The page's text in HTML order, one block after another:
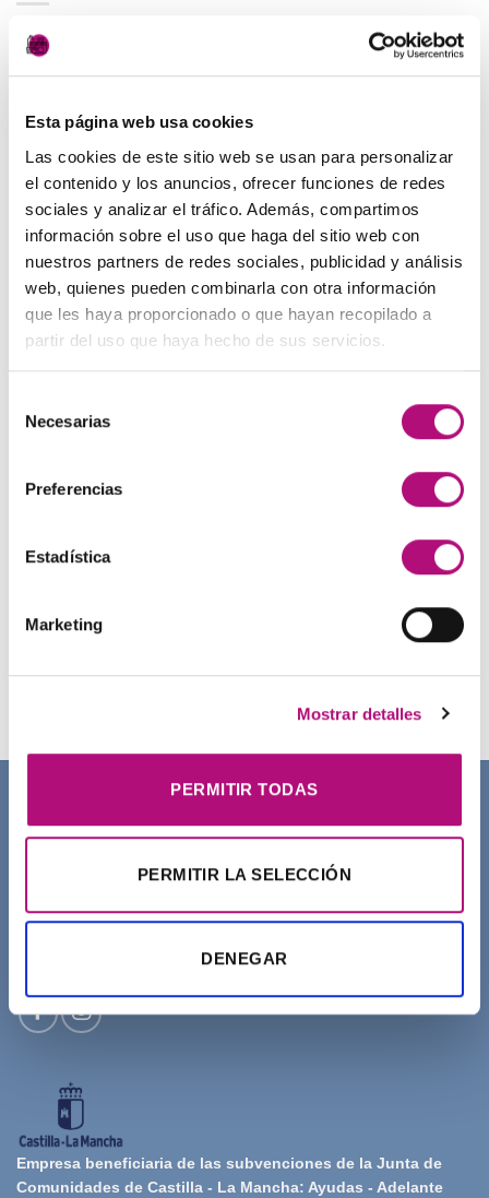
Esta página web usa cookies
Las cookies de este sitio web se usan para personalizar
el contenido y los anuncios, ofrecer funciones de redes
sociales y analizar el tráfico. Además, compartimos
información sobre el uso que haga del sitio web con
nuestros partners de redes sociales, publicidad y análisis
web, quienes pueden combinarla con otra información
que les haya proporcionado o que hayan recopilado a
partir del uso que haya hecho de sus servicios.
Necesarias
Preferencias
Estadística
Marketing
Mostrar detalles
PERMITIR TODAS
PERMITIR LA SELECCIÓN
DENEGAR
Elisièr Instant Bond Tratamiento
137,00€ El
original
era:
137,00€.
130,00€El
actual
es:
130,00€.
(IVA incluido)
48,00€ El
precio
original
era:
48,00€.
45,00 €El
precio
actual
es:
45,00€.
(IVA incluido)
Paleta de Maquillaje Avon
32,99
El
era:
32,99€.
28,50
precio
es:
28,50€.
(IVA incluido)
Maquíllate
11,99€ El
8,50€El(IVA incluido)
MEJOR VALORADOS
Pendientes Negro
Empresa beneficiaria de las subvenciones de la Junta de
Comunidades de Castilla - La Mancha: Ayudas - Adelante